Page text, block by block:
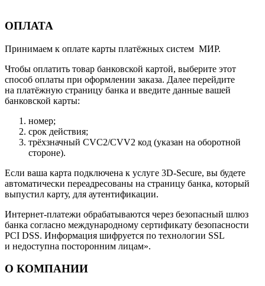
ОПЛАТА
Принимаем к оплате карты платёжных систем МИР.
Чтобы оплатить товар банковской картой, выберите этот
способ оплаты при оформлении заказа. Далее перейдите
на платёжную страницу банка и введите данные вашей
банковской карты:
номер;
срок действия;
трёхзначный CVC2/CVV2 код (указан на оборотной
стороне).
Если ваша карта подключена к услуге 3D-Secure, вы будете
автоматически переадресованы на страницу банка, который
выпустил карту, для аутентификации.
Интернет-платежи обрабатываются через безопасный шлюз
банка согласно международному сертификату безопасности
PCI DSS. Информация шифруется по технологии SSL
и недоступна посторонним лицам».
О КОМПАНИИ